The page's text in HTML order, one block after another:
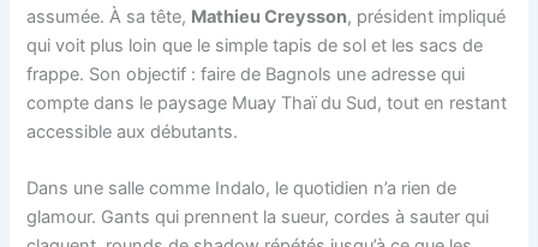
assumée. À sa tête, Mathieu Creysson, président impliqué
qui voit plus loin que le simple tapis de sol et les sacs de
frappe. Son objectif : faire de Bagnols une adresse qui
compte dans le paysage Muay Thaï du Sud, tout en restant
accessible aux débutants.
Dans une salle comme Indalo, le quotidien n’a rien de
glamour. Gants qui prennent la sueur, cordes à sauter qui